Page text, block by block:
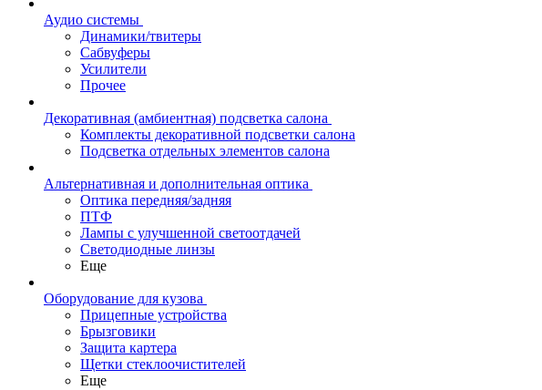
Аудио системы
Динамики/твитеры
Сабвуферы
Усилители
Прочее
Декоративная (амбиентная) подсветка салона
Комплекты декоративной подсветки салона
Подсветка отдельных элементов салона
Альтернативная и дополнительная оптика
Оптика передняя/задняя
ПТФ
Лампы с улучшенной светоотдачей
Светодиодные линзы
Еще
Оборудование для кузова
Прицепные устройства
Брызговики
Защита картера
Щетки стеклоочистителей
Еще